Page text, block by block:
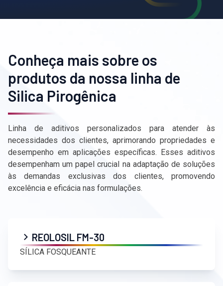
PT|EN|ES
Conheça mais sobre os
produtos da nossa linha de
Silica Pirogênica
Linha de aditivos personalizados para atender às
necessidades dos clientes, aprimorando propriedades e
desempenho em aplicações específicas. Esses aditivos
desempenham um papel crucial na adaptação de soluções
às demandas exclusivas dos clientes, promovendo
excelência e eficácia nas formulações.
REOLOSIL FM-30
SÍLICA FOSQUEANTE